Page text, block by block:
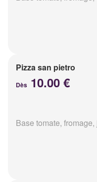
Pizza san pietro
Dès 10.00 €
Base tomate,